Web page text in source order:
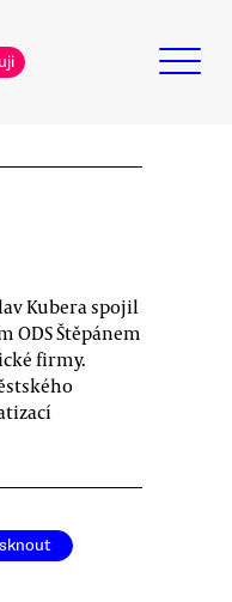
Kubera spojil
Štěpánem
firmy.